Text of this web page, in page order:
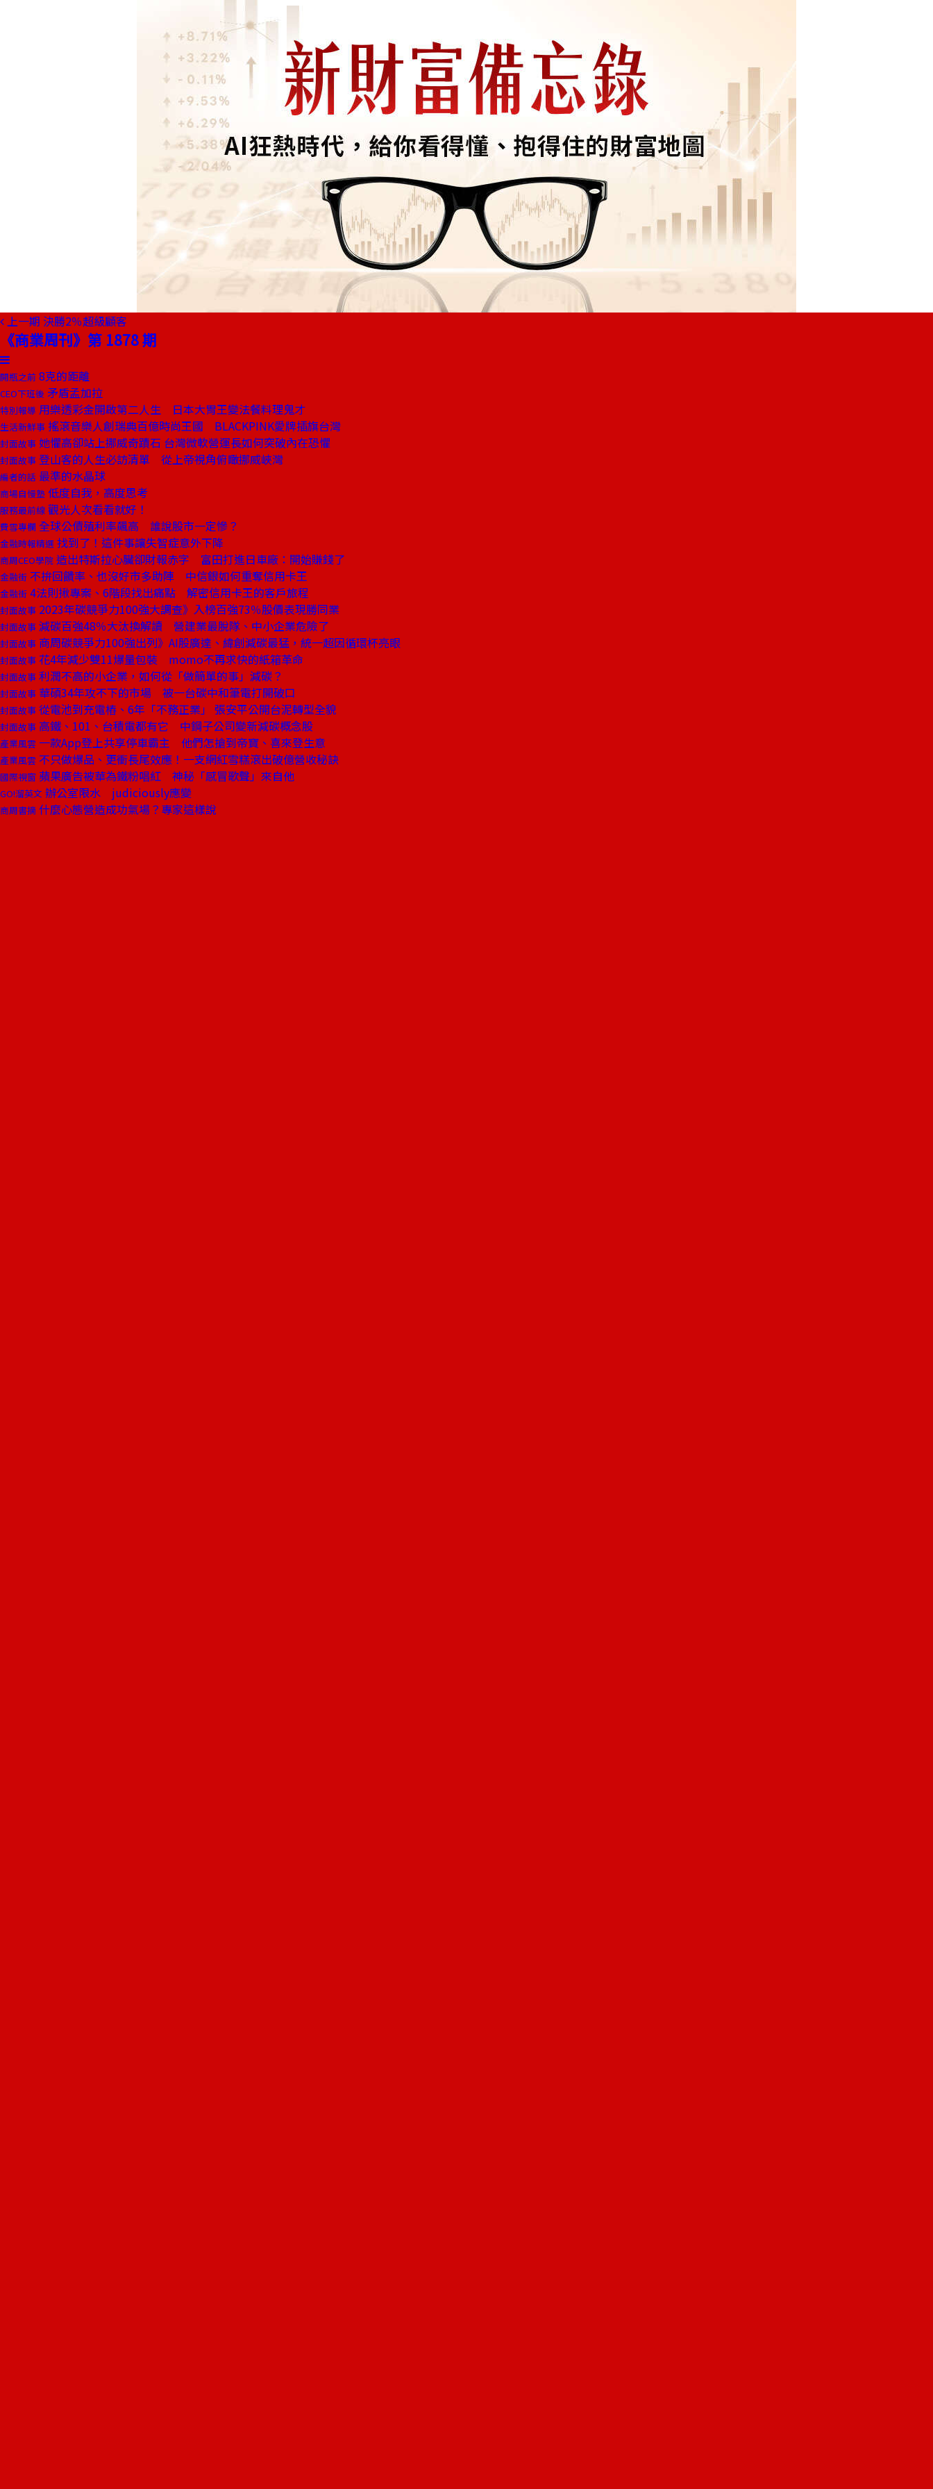
上一期 決勝2％超級顧客
《商業周刊》第 1878 期
開瓶之前 8克的距離
CEO下班後 矛盾孟加拉
特別報導 用樂透彩金開啟第二人生 日本大胃王變法餐料理鬼才
生活新鮮事 搖滾音樂人創瑞典百億時尚王國 BLACKPINK愛牌插旗台灣
封面故事 她懼高卻站上挪威奇蹟石 台灣微軟營運長如何突破內在恐懼
封面故事 登山客的人生必訪清單 從上帝視角俯瞰挪威峽灣
編者的話 最準的水晶球
商場自慢塾 低度自我，高度思考
服務最前線 觀光人次看看就好！
費雪專欄 全球公債殖利率飆高 誰說股市一定慘？
金融時報精選 找到了！這件事讓失智症意外下降
商周CEO學院 造出特斯拉心臟卻財報赤字 富田打進日車廠：開始賺錢了
金融街 不拚回饋率、也沒好市多助陣 中信銀如何重奪信用卡王
金融街 4法則揪專案、6階段找出痛點 解密信用卡王的客戶旅程
封面故事 2023年碳競爭力100強大調查》入榜百強73％股價表現勝同業
封面故事 減碳百強48％大汰換解讀 營建業最脫隊、中小企業危險了
封面故事 商周碳競爭力100強出列》AI股廣達、緯創減碳最猛，統一超因循環杯亮眼
封面故事 花4年減少雙11爆量包裝 momo不再求快的紙箱革命
封面故事 利潤不高的小企業，如何從「做簡單的事」減碳？
封面故事 華碩34年攻不下的市場 被一台碳中和筆電打開破口
封面故事 從電池到充電樁、6年「不務正業」 張安平公開台泥轉型全貌
封面故事 高鐵、101、台積電都有它 中鋼子公司變新減碳概念股
產業風雲 一款App登上共享停車霸主 他們怎搶到帝寶、喜來登生意
產業風雲 不只做爆品、更衝長尾效應！一支網紅雪糕滾出破億營收秘訣
國際視窗 蘋果廣告被華為鐵粉唱紅 神秘「感冒歌聲」來自他
GO!溜英文 辦公室限水 judiciously應變
商周書摘 什麼心態營造成功氣場？專家這樣說